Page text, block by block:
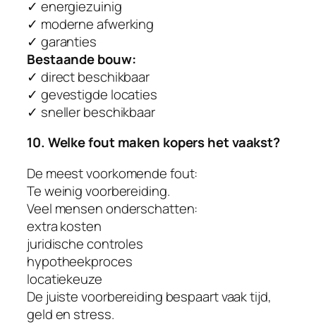
✓ energiezuinig
✓ moderne afwerking
✓ garanties
Bestaande bouw:
✓ direct beschikbaar
✓ gevestigde locaties
✓ sneller beschikbaar
10. Welke fout maken kopers het vaakst?
De meest voorkomende fout:
Te weinig voorbereiding.
Veel mensen onderschatten:
extra kosten
juridische controles
hypotheekproces
locatiekeuze
De juiste voorbereiding bespaart vaak tijd,
geld en stress.